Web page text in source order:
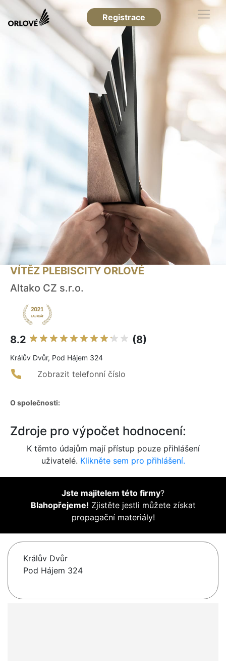
Registrace
VÍTĚZ PLEBISCITY ORLOVÉ
Altako CZ s.r.o.
8.2 (8)
Králův Dvůr, Pod Hájem 324
Zobrazit telefonní číslo
O společnosti:
Zdroje pro výpočet hodnocení:
K těmto údajům mají přístup pouze přihlášení
uživatelé. Klikněte sem pro přihlášení.
Jste majitelem této firmy?
Blahopřejeme! Zjistěte jestli můžete získat
propagační materiály!
Králův Dvůr
Pod Hájem 324